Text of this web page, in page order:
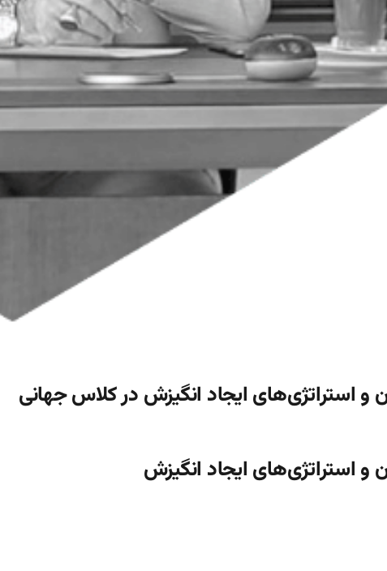
و استراتژی‌های ایجاد انگیزش در کلاس جهانی
و استراتژی‌های ایجاد انگیزش